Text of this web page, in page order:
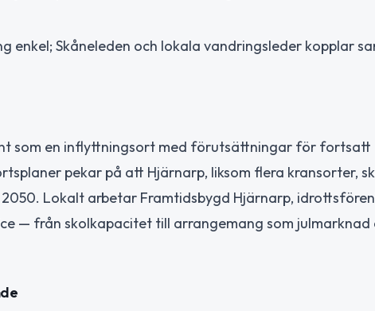
enkel; Skåneleden och lokala vandringsleder kopplar
som en inflyttningsort med förutsättningar för fortsatt
pekar på att Hjärnarp, liksom flera kransorter,
Lokalt arbetar Framtidsbygd Hjärnarp,
— från skolkapacitet till arrangemang som julmarknad